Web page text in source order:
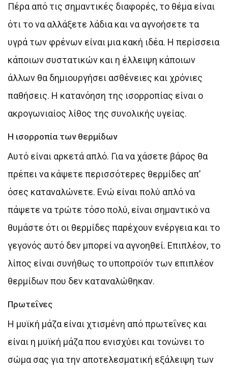
Πέρα από τις σημαντικές διαφορές, το θέμα είναι
ότι το να αλλάξετε λάδια και να αγνοήσετε τα
υγρά των φρένων είναι μια κακή ιδέα. Η περίσσεια
κάποιων συστατικών και η έλλειψη κάποιων
άλλων θα δημιουργήσει ασθένειες και χρόνιες
παθήσεις. Η κατανόηση της ισορροπίας είναι ο
ακρογωνιαίος λίθος της συνολικής υγείας.
Η ισορροπία των θερμίδων
Αυτό είναι αρκετά απλό. Για να χάσετε βάρος θα
πρέπει να κάψετε περισσότερες θερμίδες απ’
όσες καταναλώνετε. Ενώ είναι πολύ απλό να
πάψετε να τρώτε τόσο πολύ, είναι σημαντικό να
θυμάστε ότι οι θερμίδες παρέχουν ενέργεια και το
γεγονός αυτό δεν μπορεί να αγνοηθεί. Επιπλέον, το
λίπος είναι συνήθως το υποπροϊόν των επιπλέον
θερμίδων που δεν καταναλώθηκαν.
Πρωτεΐνες
Η μυϊκή μάζα είναι χτισμένη από πρωτεΐνες και
είναι η μυϊκή μάζα που ενισχύει και τονώνει το
σώμα σας για την αποτελεσματική εξάλειψη των